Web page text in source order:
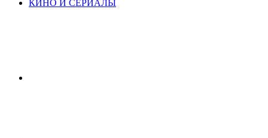
КИНО И СЕРИАЛЫ